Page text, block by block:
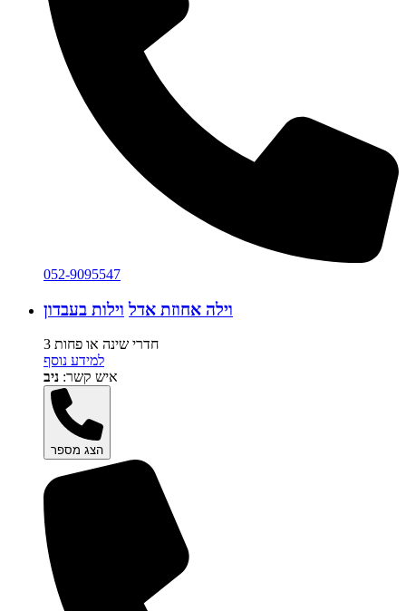
052-9095547
וילה אחוזת אדל וילות בעבדון
3 חדרי שינה או פחות
למידע נוסף
איש קשר: ניב
הצג מספר